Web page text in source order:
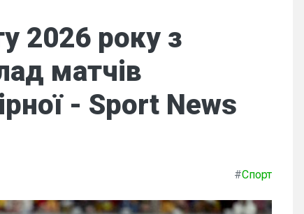
2026 року з
матчів
- Sport News
#Спорт